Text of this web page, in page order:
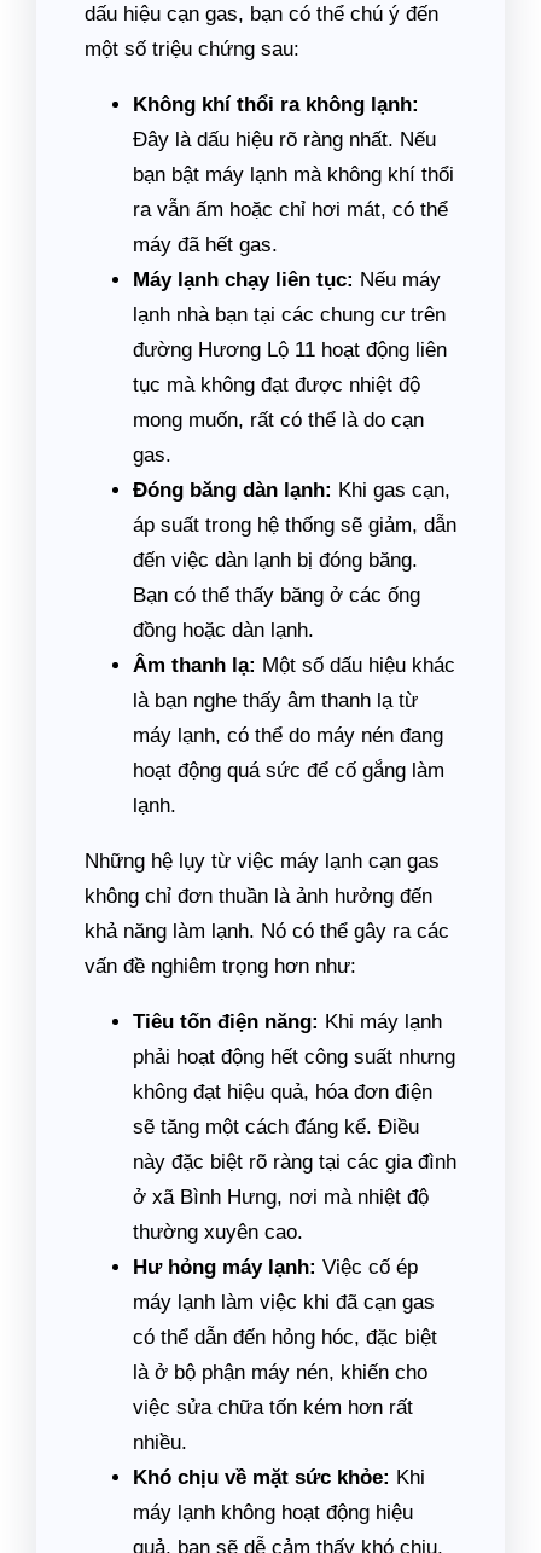
dấu hiệu cạn gas, bạn có thể chú ý đến
một số triệu chứng sau:
Không khí thổi ra không lạnh:
Đây là dấu hiệu rõ ràng nhất. Nếu
bạn bật máy lạnh mà không khí thổi
ra vẫn ấm hoặc chỉ hơi mát, có thể
máy đã hết gas.
Máy lạnh chạy liên tục: Nếu máy
lạnh nhà bạn tại các chung cư trên
đường Hương Lộ 11 hoạt động liên
tục mà không đạt được nhiệt độ
mong muốn, rất có thể là do cạn
gas.
Đóng băng dàn lạnh: Khi gas cạn,
áp suất trong hệ thống sẽ giảm, dẫn
đến việc dàn lạnh bị đóng băng.
Bạn có thể thấy băng ở các ống
đồng hoặc dàn lạnh.
Âm thanh lạ: Một số dấu hiệu khác
là bạn nghe thấy âm thanh lạ từ
máy lạnh, có thể do máy nén đang
hoạt động quá sức để cố gắng làm
lạnh.
Những hệ lụy từ việc máy lạnh cạn gas
không chỉ đơn thuần là ảnh hưởng đến
khả năng làm lạnh. Nó có thể gây ra các
vấn đề nghiêm trọng hơn như:
Tiêu tốn điện năng: Khi máy lạnh
phải hoạt động hết công suất nhưng
không đạt hiệu quả, hóa đơn điện
sẽ tăng một cách đáng kể. Điều
này đặc biệt rõ ràng tại các gia đình
ở xã Bình Hưng, nơi mà nhiệt độ
thường xuyên cao.
Hư hỏng máy lạnh: Việc cố ép
máy lạnh làm việc khi đã cạn gas
có thể dẫn đến hỏng hóc, đặc biệt
là ở bộ phận máy nén, khiến cho
việc sửa chữa tốn kém hơn rất
nhiều.
Khó chịu về mặt sức khỏe: Khi
máy lạnh không hoạt động hiệu
quả, bạn sẽ dễ cảm thấy khó chịu,